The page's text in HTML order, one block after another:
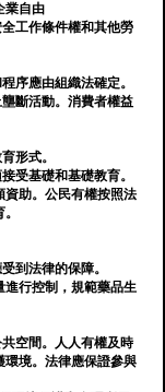
業自由
工作條件權和其他勞
序應由組織法確定。
斷活動。消費者權益
形式。
受基礎和基礎教育。
資助。公民有權按照法
到法律的保障。
進行控制，規範藥品生
空間。人人有權及時
環境。法律應保證參與